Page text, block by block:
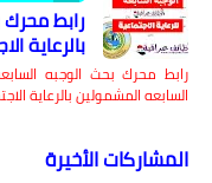
رابط
بالرعاية
رابط محرك بحث الوجبه
السابعه المشمولين بالرعاية
المشاركات الأخيرة